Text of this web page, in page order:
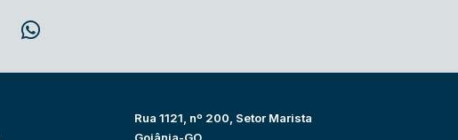
Rua 1121, nº 200, Setor Marista